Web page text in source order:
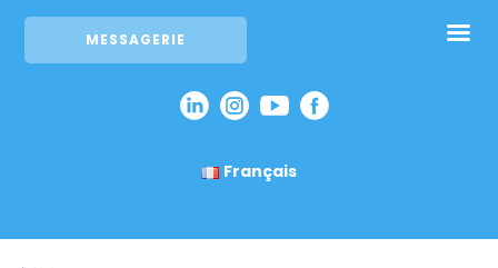
MESSAGERIE
Français